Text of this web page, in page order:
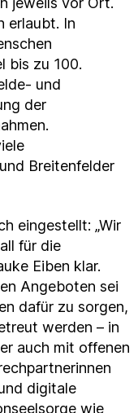
erlaubt. In
bis zu 100.
und
der
Breitenfelder
eingestellt: „Wir
für die
Eiben klar.
Angeboten sei
dafür zu sorgen,
werden – in
auch mit offenen
digitale
wie